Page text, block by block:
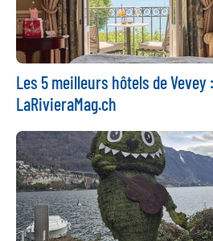
Les 5 meilleurs hôtels de
LaRivieraMag.ch